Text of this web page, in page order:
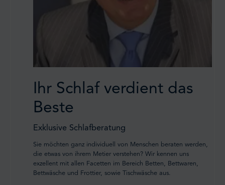
Ihr Schlaf verdient das
Beste
Exklusive Schlafberatung
Sie möchten ganz individuell von Menschen beraten werden,
die etwas von ihrem Metier verstehen? Wir kennen uns
exzellent mit allen Facetten im Bereich Betten, Bettwaren,
Bettwäsche und Frottier, sowie Tischwäsche aus.